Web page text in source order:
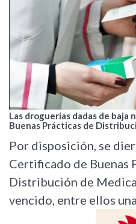
Las droguerías dadas de
Buenas Prácticas de
Por disposición, se
Certificado de Buenas
Distribución de
vencido, entre ellos